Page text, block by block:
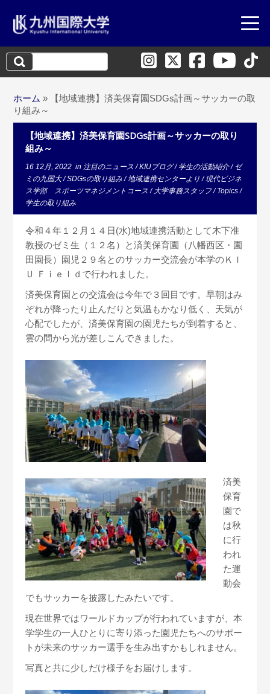
検
索:
ホーム »
【地域連携】済美保育園SDGs計画～サッカーの取
り組み～
【地域連携】済美保育園SDGs計画～サッカーの取り
組み～
16 12月, 2022 in 注目のニュース/KIUブログ/学生の活動紹介/ゼ
ミの九国大/SDGsの取り組み/地域連携センターより/現代ビジネ
ス学部 スポーツマネジメントコース/ 大学事務スタッフ/Topics/
学生の取り組み
令和４年１２月１４日(水)地域連携活動として木下准
教授のゼミ生（１２名）と済美保育園（八幡西区・園
田園長）園児２９名とのサッカー交流会が本学のＫＩ
Ｕ Ｆｉｅｌｄで行われました。
済美保育園との交流会は今年で３回目です。早朝はみ
ぞれが降ったり止んだりと気温もかなり低く、天気が
心配でしたが、済美保育園の園児たちが到着すると、
雲の間から光が差しこんできました。
済美
保育
園で
は秋
に行
われ
た運
動会
でもサッカーを披露したみたいです。
現在世界ではワールドカップが行われていますが、本
学学生の一人ひとりに寄り添った園児たちへのサポー
トが未来のサッカー選手を生み出すかもしれません。
写真と共に少しだけ様子をお届けします。